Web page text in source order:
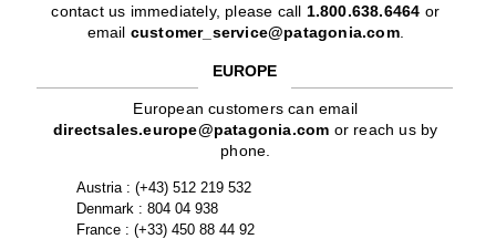
contact us immediately, please call 1.800.638.6464 or
email customer_service@patagonia.com.
EUROPE
European customers can email
directsales.europe@patagonia.com or reach us by
phone.
Austria : (+43) 512 219 532
Denmark : 804 04 938
France : (+33) 450 88 44 92